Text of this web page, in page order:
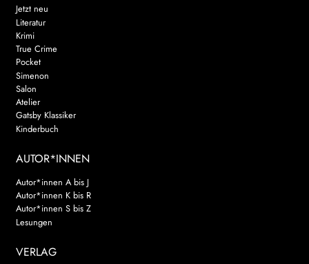
Jetzt neu
Literatur
Krimi
True Crime
Pocket
Simenon
Salon
Atelier
Gatsby Klassiker
Kinderbuch
AUTOR*INNEN
Autor*innen A bis J
Autor*innen K bis R
Autor*innen S bis Z
Lesungen
VERLAG